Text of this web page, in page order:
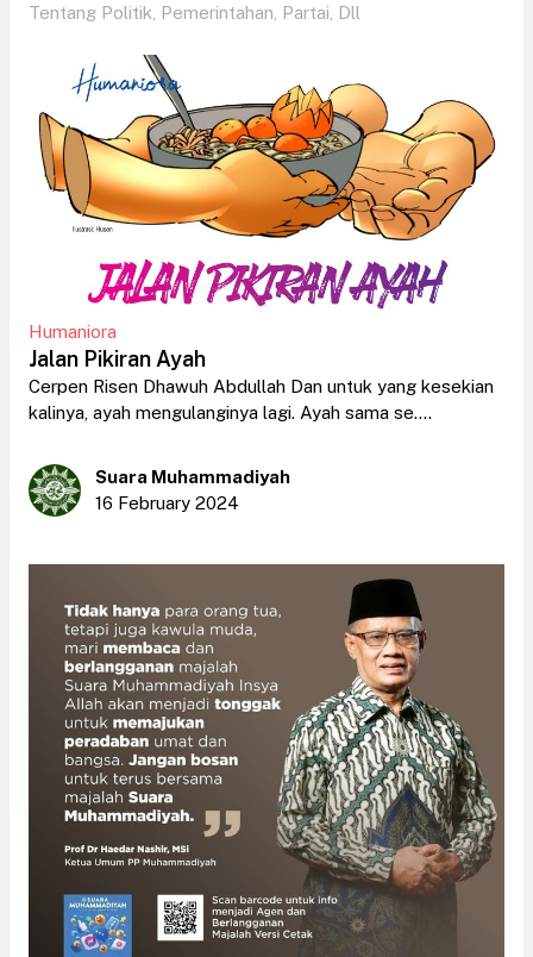
Tentang Politik, Pemerintahan, Partai, Dll
Humaniora
Jalan Pikiran Ayah
Cerpen Risen Dhawuh Abdullah Dan untuk yang kesekian
kalinya, ayah mengulanginya lagi. Ayah sama se....
Suara Muhammadiyah
16 February 2024